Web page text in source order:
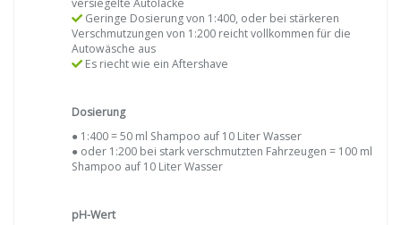
Geringe Dosierung von 1:400, oder bei stärkeren
Verschmutzungen von 1:200 reicht vollkommen für die
Autowäsche aus
Es riecht wie ein Aftershave
Dosierung
● 1:400 = 50 ml Shampoo auf 10 Liter Wasser
● oder 1:200 bei stark verschmutzten Fahrzeugen = 100 ml
Shampoo auf 10 Liter Wasser
pH-Wert